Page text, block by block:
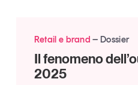
Tendenze è il magazine di
modo indipendente il
consumo e dell’economia
consumatori
Retail e brand Dossier
Il fenomeno
2025